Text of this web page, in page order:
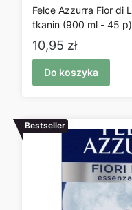
Felce Azzurra Fior di
tkanin (900 ml - 45 p)
Cena
10,95 zł
Do koszyka
Bestseller